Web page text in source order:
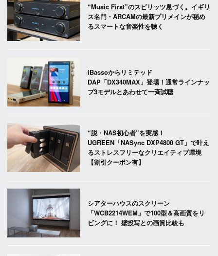
“Music First”のスピリッツ息づく。イギリ
ス名門・ARCAMの最新プリメインが秘め
るスマートな音楽性を聴く
iBassoからリミテッド
DAP「DX340MAX」登場！通常ラインナッ
プ3モデルとあわせて一斉試聴
“脱・NAS初心者”を実感！
UGREEN「NASync DXP4800 GT」で叶え
るストレスフリーなクリエイティブ環境
【割引クーポン有】
シアターハウスのスクリーン
「WCB2214WEM」で100型＆高画質をリ
ビングに！ 壁投写との画質比較も